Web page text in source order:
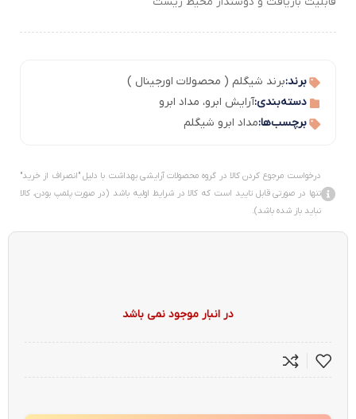
برند:برند شیگلم ( محصولات اورجینال )
دسته‌بندی:آرایش ابرو، مداد ابرو
برچسب‌ها:مداد ابرو شیگلم
درخواست مرجوع کردن کالا در گروه محصولات آرایشی بهداشت با دلیل "انصراف از خرید"
تنها در صورتی قابل تایید است که کالا در شرایط اولیه باشد (در صورت پلمپ بودن، کالا
نباید باز شده باشد).
در انبار موجود نمی باشد